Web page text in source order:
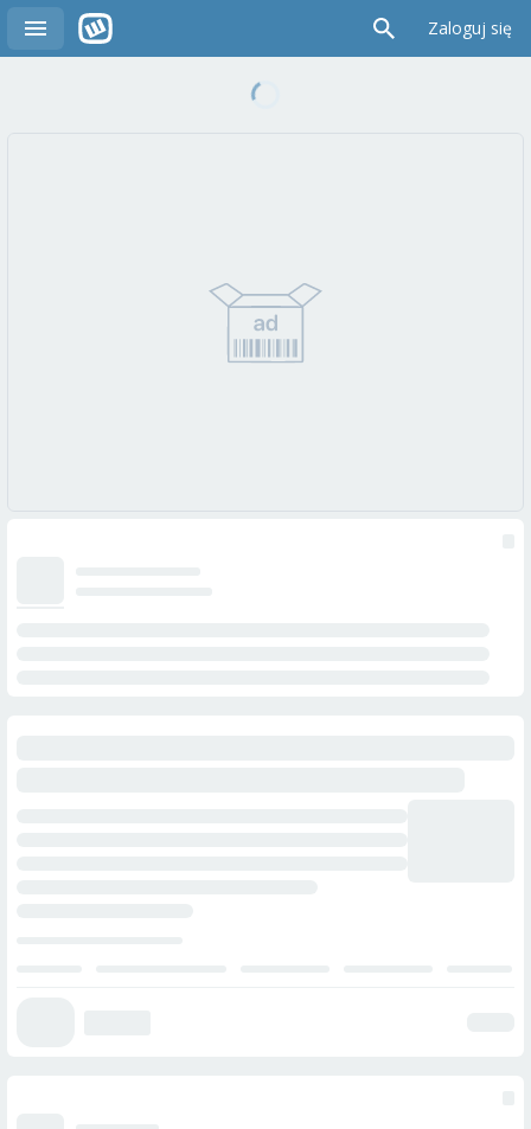
Zaloguj się